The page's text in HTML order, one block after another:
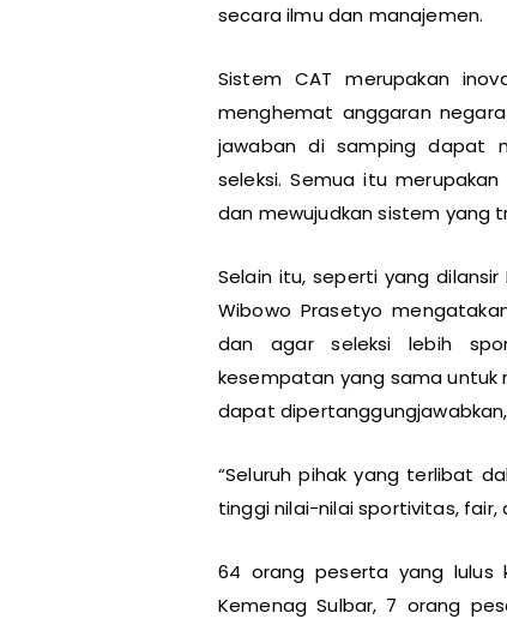
secara ilmu dan manajemen.
Sistem CAT merupakan
menghemat anggaran
jawaban di samping dapat
seleksi. Semua itu
dan mewujudkan sistem yang
Selain itu, seperti yang
Wibowo Prasetyo
dan agar seleksi lebih
kesempatan yang sama untuk
dapat
“Seluruh pihak yang terlibat
tinggi nilai-nilai sportivitas, fair,
64 orang peserta yang lulus
Kemenag Sulbar, 7 orang